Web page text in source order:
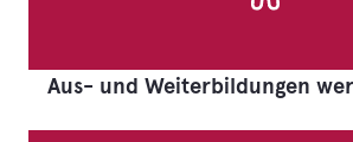
Aus- und Weiterbildungen